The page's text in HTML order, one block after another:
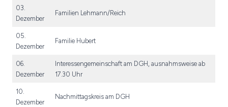
03.
Dezember
Familien Lehmann/Reich
05.
Dezember
Familie Hubert
06.
Dezember
Interessengemeinschaft am DGH, ausnahmsweise ab
17.30 Uhr
10.
Dezember
Nachmittagskreis am DGH